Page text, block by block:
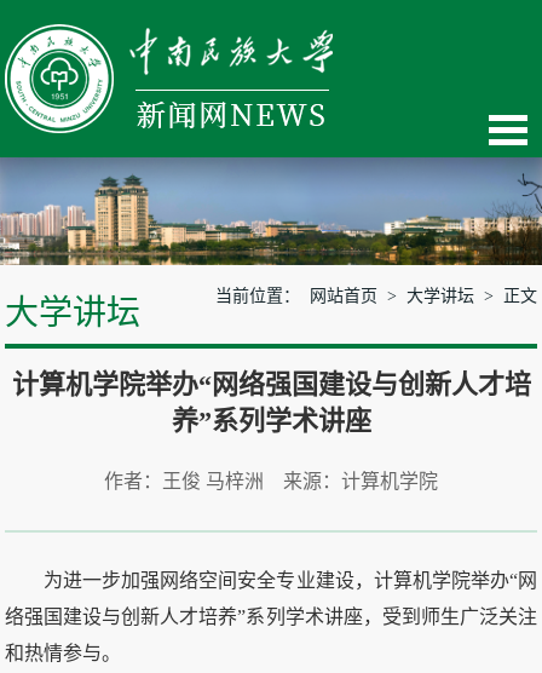
大学讲坛 当前位置： 网站首页 > 大学讲坛> 正文
计算机学院举办“网络强国建设与创新人才培
养”系列学术讲座
作者：王俊 马梓洲 来源：计算机学院
为进一步加强网络空间安全专业建设，计算机学院举办“网
络强国建设与创新人才培养”系列学术讲座，受到师生广泛关注
和热情参与。